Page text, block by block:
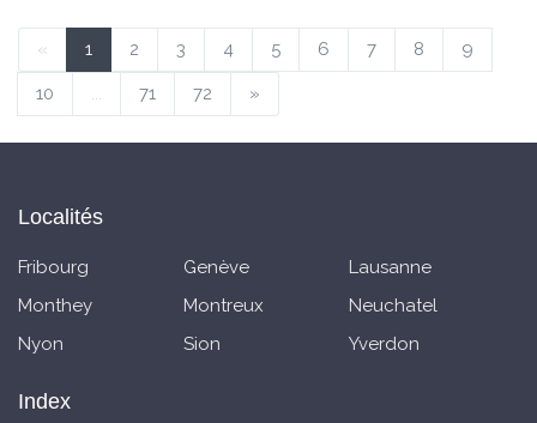
« 1 2 3 4 5 6 7 8 9
10 ... 71 72 »
Localités
Fribourg Genève
Lausanne
Monthey
Montreux
Neuchatel
Nyon
Sion Yverdon
Index